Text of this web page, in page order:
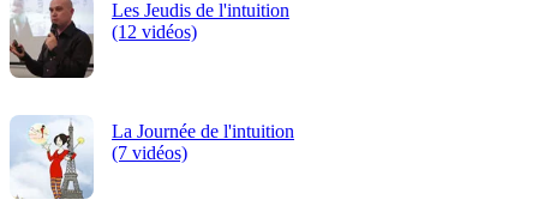
Les Jeudis de l'intuition
(12 vidéos)
La Journée de l'intuition
(7 vidéos)